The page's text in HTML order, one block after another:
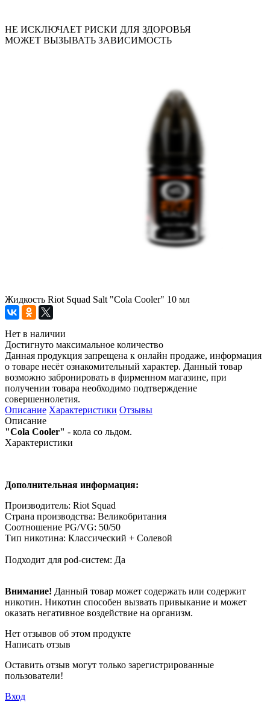
НЕ ИСКЛЮЧАЕТ РИСКИ ДЛЯ ЗДОРОВЬЯ
МОЖЕТ ВЫЗЫВАТЬ ЗАВИСИМОСТЬ
Жидкость Riot Squad Salt "Cola Cooler" 10 мл
Нет в наличии
Достигнуто максимальное количество
Данная продукция запрещена к онлайн продаже, информация
о товаре несёт ознакомительный характер. Данный товар
возможно забронировать в фирменном магазине, при
получении товара необходимо подтверждение
совершеннолетия.
Описание Характеристики Отзывы
Описание
"Cola Cooler" - кола со льдом.
Характеристики
Дополнительная информация:
Производитель: Riot Squad
Страна производства: Великобритания
Соотношение PG/VG: 50/50
Тип никотина: Классический + Солевой
Подходит для pod-систем: Да
Внимание! Данный товар может содержать или содержит
никотин. Никотин способен вызвать привыкание и может
оказать негативное воздействие на организм.
Нет отзывов об этом продукте
Написать отзыв
Оставить отзыв могут только зарегистрированные
пользователи!
Вход